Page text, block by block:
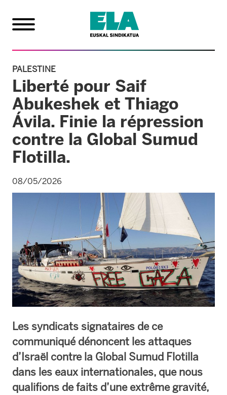
PALESTINE
Liberté pour Saif
Abukeshek et Thiago
Ávila. Finie la répression
contre la Global Sumud
Flotilla.
08/05/2026
Les syndicats signataires de ce
communiqué dénoncent les attaques
d’Israël contre la Global Sumud Flotilla
dans les eaux internationales, que nous
qualifions de faits d’une extrême gravité,